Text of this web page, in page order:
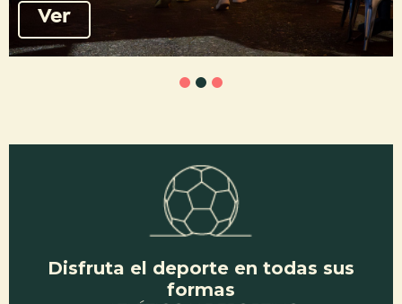
Ver
Disfruta el deporte en todas sus
formas